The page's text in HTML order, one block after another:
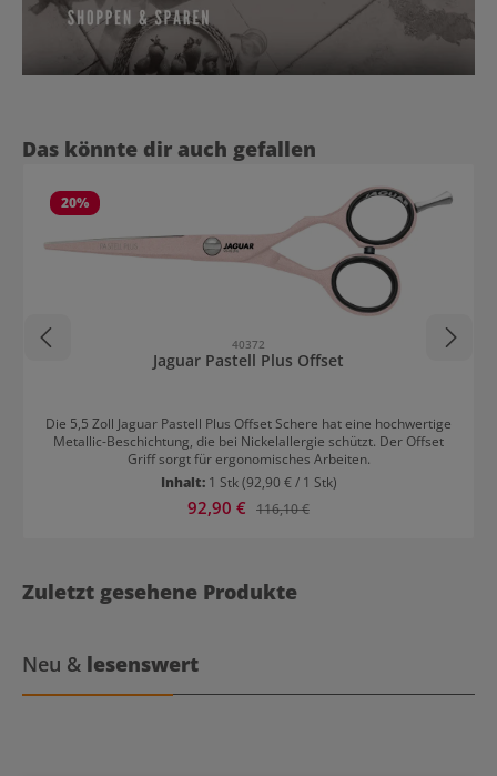
Produktgalerie überspringen
Das könnte dir auch gefallen
20%
40372
Jaguar Pastell Plus Offset
Die 5,5 Zoll Jaguar Pastell Plus Offset Schere hat eine hochwertige
Metallic-Beschichtung, die bei Nickelallergie schützt. Der Offset
Griff sorgt für ergonomisches Arbeiten.
Inhalt: 1 Stk(92,90 € / 1 Stk)
Verkaufspreis:
92,90 € Regulärer Preis:
116,10 €
Zuletzt gesehene Produkte
Neu & lesenswert